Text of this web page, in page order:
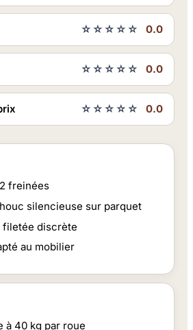
☆☆☆☆☆ 0.0
☆☆☆☆☆ 0.0
☆☆☆☆☆ 0.0
freinées
silencieuse sur parquet
filetée discrète
au mobilier
à 40 kg par roue